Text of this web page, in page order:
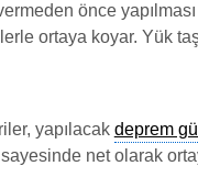
önce
ortaya koyar. Yük
yapılacak deprem
net olarak